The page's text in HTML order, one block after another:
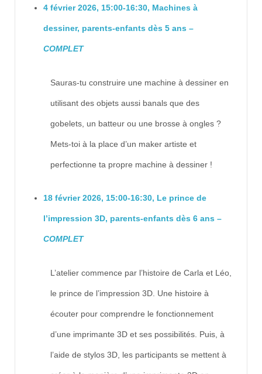
4 février 2026, 15:00-16:30, Machines à
dessiner, parents-enfants dès 5 ans –
COMPLET
Sauras-tu construire une machine à dessiner en
utilisant des objets aussi banals que des
gobelets, un batteur ou une brosse à ongles ?
Mets-toi à la place d’un maker artiste et
perfectionne ta propre machine à dessiner !
18 février 2026, 15:00-16:30, Le prince de
l’impression 3D, parents-enfants dès 6 ans –
COMPLET
L’atelier commence par l’histoire de Carla et Léo,
le prince de l’impression 3D. Une histoire à
écouter pour comprendre le fonctionnement
d’une imprimante 3D et ses possibilités. Puis, à
l’aide de stylos 3D, les participants se mettent à